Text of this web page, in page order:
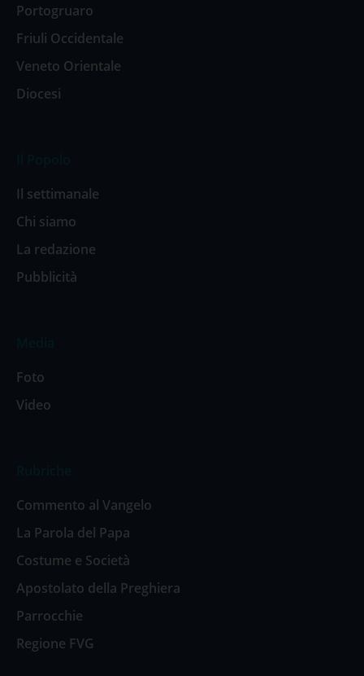
Portogruaro
Friuli Occidentale
Veneto Orientale
Diocesi
Il settimanale
Chi siamo
La redazione
Pubblicità
Foto
Video
Commento al Vangelo
La Parola del Papa
Costume e Società
Apostolato della Preghiera
Parrocchie
Regione FVG